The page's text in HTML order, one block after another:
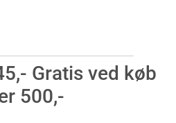
Gratis ved køb
500,-